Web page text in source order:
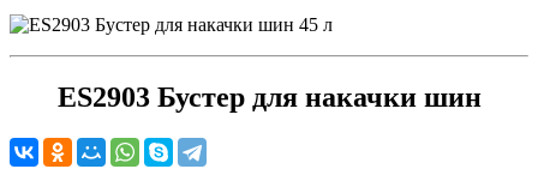
ES2903 Бустер для накачки шин